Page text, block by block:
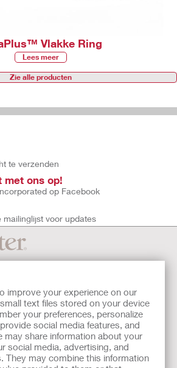
improve your experience on our
text files stored on your device
your preferences, personalize
social media features, and
may share information about your
social media, advertising, and
They may combine this information
Vlakke Ring
Lees meer
Zie alle producten
te verzenden
met ons op!
op Facebook
mailinglijst voor updates